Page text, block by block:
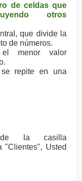
de celdas que
otros
que divide la
de números.
menor valor
repite en una
la casilla
"Clientes", Usted